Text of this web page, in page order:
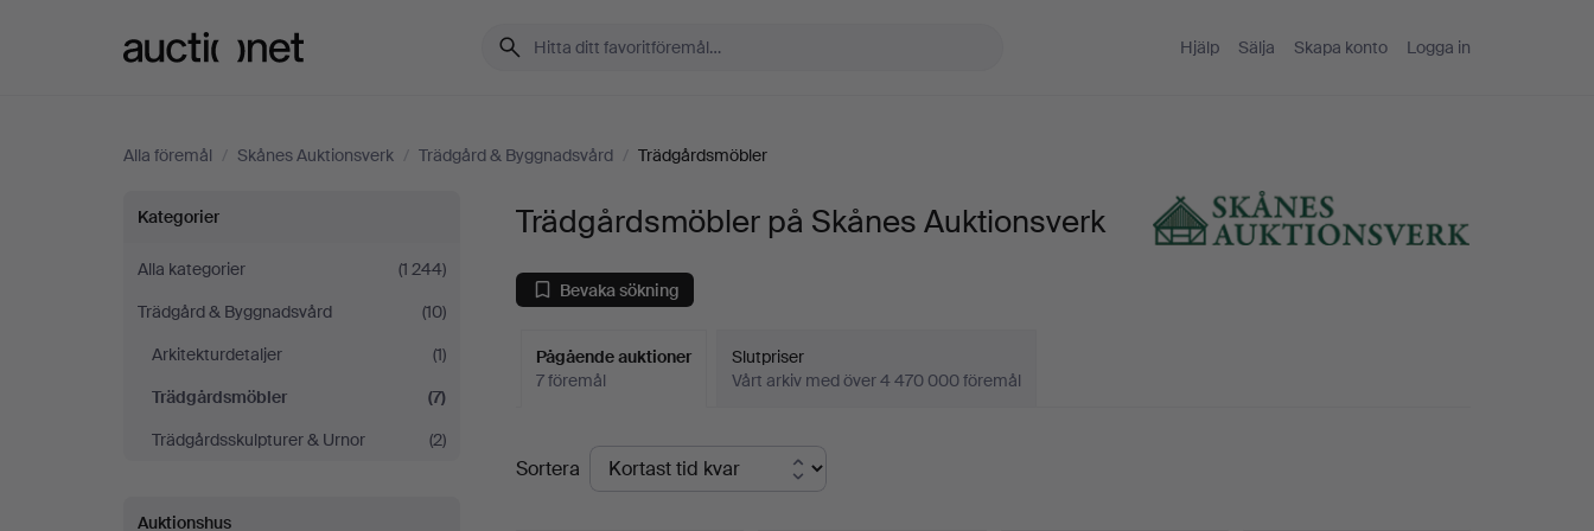
Hjälp Sälja Skapa konto Logga in
Alla föremål / Skånes Auktionsverk / Trädgård & Byggnadsvård / Trädgårdsmöbler
Trädgårdsmöbler
på
Skånes
Auktionsverk
Kategorier
Alla kategorier
(1 244)
Trädgård & Byggnadsvård
(10)
Arkitekturdetaljer
(1)
Trädgårdsmöbler
(7)
Trädgårdsskulpturer & Urnor
(2)
Auktionshus
Trädgårdsmöbler på Skånes Auktionsverk
Bevaka sökning
Pågående auktioner
7 föremål
Slutpriser
Vårt arkiv med över 4 470 000 föremål
Pågående
auktioner
Sortera